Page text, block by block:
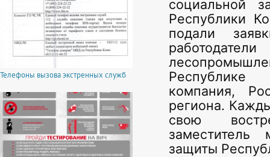
Телефоны вызова экстренных служб
социальной
Республики
подали
компания,
региона.
свою
защиты